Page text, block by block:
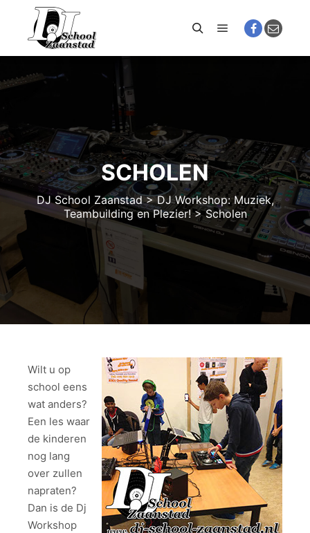
SCHOLEN
DJ School Zaanstad>DJ Workshop: Muziek,
Teambuilding en Plezier!>Scholen
Wilt u op
school eens
wat anders?
Een les waar
de kinderen
nog lang
over zullen
napraten?
Dan is de Dj
Workshop